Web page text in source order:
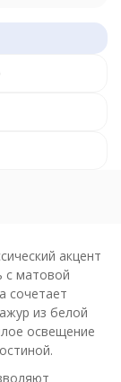
акцент
с матовой
сочетает
из белой
освещение